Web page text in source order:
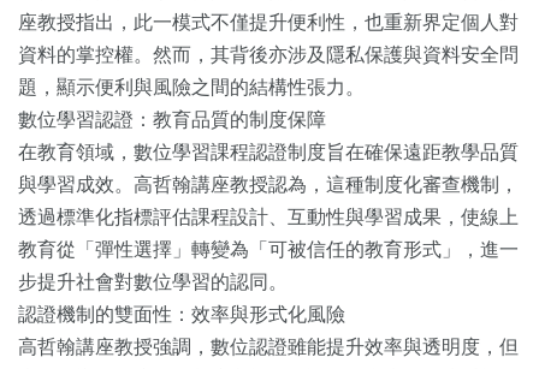
座教授指出，此一模式不僅提升便利性，也重新界定個人對
資料的掌控權。然而，其背後亦涉及隱私保護與資料安全問
題，顯示便利與風險之間的結構性張力。
數位學習認證：教育品質的制度保障
在教育領域，數位學習課程認證制度旨在確保遠距教學品質
與學習成效。高哲翰講座教授認為，這種制度化審查機制，
透過標準化指標評估課程設計、互動性與學習成果，使線上
教育從「彈性選擇」轉變為「可被信任的教育形式」，進一
步提升社會對數位學習的認同。
認證機制的雙面性：效率與形式化風險
高哲翰講座教授強調，數位認證雖能提升效率與透明度，但